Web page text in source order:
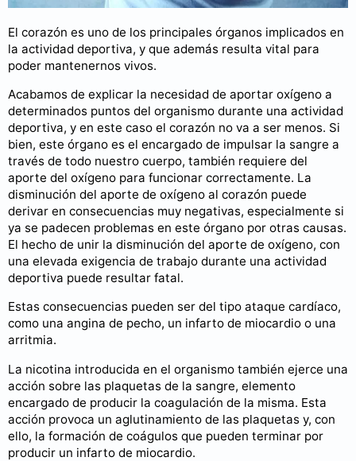
El corazón es uno de los principales órganos implicados en
la actividad deportiva, y que además resulta vital para
poder mantenernos vivos.
Acabamos de explicar la necesidad de aportar oxígeno a
determinados puntos del organismo durante una actividad
deportiva, y en este caso el corazón no va a ser menos. Si
bien, este órgano es el encargado de impulsar la sangre a
través de todo nuestro cuerpo, también requiere del
aporte del oxígeno para funcionar correctamente. La
disminución del aporte de oxígeno al corazón puede
derivar en consecuencias muy negativas, especialmente si
ya se padecen problemas en este órgano por otras causas.
El hecho de unir la disminución del aporte de oxígeno, con
una elevada exigencia de trabajo durante una actividad
deportiva puede resultar fatal.
Estas consecuencias pueden ser del tipo ataque cardíaco,
como una angina de pecho, un infarto de miocardio o una
arritmia.
La nicotina introducida en el organismo también ejerce una
acción sobre las plaquetas de la sangre, elemento
encargado de producir la coagulación de la misma. Esta
acción provoca un aglutinamiento de las plaquetas y, con
ello, la formación de coágulos que pueden terminar por
producir un infarto de miocardio.